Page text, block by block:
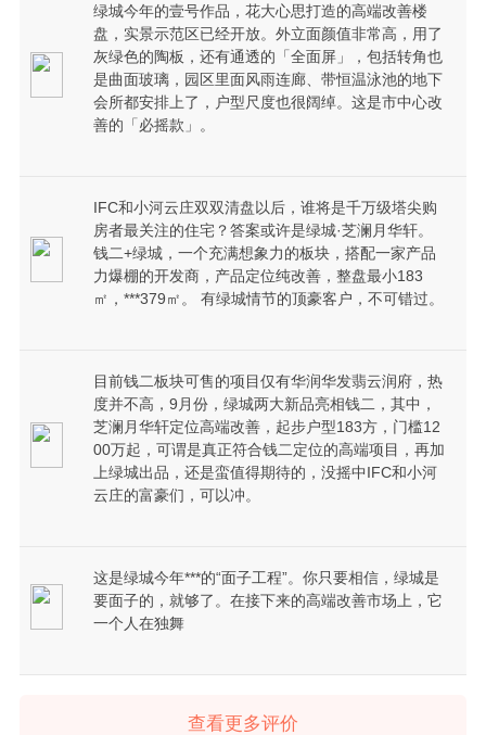
绿城今年的壹号作品，花大心思打造的高端改善楼
盘，实景示范区已经开放。外立面颜值非常高，用了
灰绿色的陶板，还有通透的「全面屏」，包括转角也
是曲面玻璃，园区里面风雨连廊、带恒温泳池的地下
会所都安排上了，户型尺度也很阔绰。这是市中心改
善的「必摇款」。
IFC和小河云庄双双清盘以后，谁将是千万级塔尖购
房者最关注的住宅？答案或许是绿城·芝澜月华轩。
钱二+绿城，一个充满想象力的板块，搭配一家产品
力爆棚的开发商，产品定位纯改善，整盘最小183
㎡，***379㎡。 有绿城情节的顶豪客户，不可错过。
目前钱二板块可售的项目仅有华润华发翡云润府，热
度并不高，9月份，绿城两大新品亮相钱二，其中，
芝澜月华轩定位高端改善，起步户型183方，门槛12
00万起，可谓是真正符合钱二定位的高端项目，再加
上绿城出品，还是蛮值得期待的，没摇中IFC和小河
云庄的富豪们，可以冲。
这是绿城今年***的“面子工程”。你只要相信，绿城是
要面子的，就够了。在接下来的高端改善市场上，它
一个人在独舞
查看更多评价